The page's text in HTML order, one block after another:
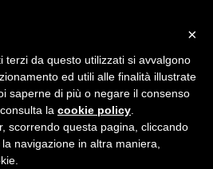
Club di Bologna
previsto nella pagina dedicata.
disabilitare il tracciamento di
Privacy e cookie policy
×
terzi da questo utilizzati si avvalgono
ed utili alle finalità illustrate
saperne di più o negare il consenso
la cookie policy
scorrendo questa pagina, cliccando
navigazione in altra maniera,